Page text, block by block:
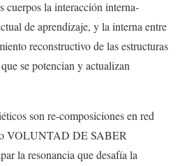
cuerpos la interacción interna-
de aprendizaje, y la interna entre
reconstructivo de las estructuras
se potencian y actualizan
son re-composiciones en red
VOLUNTAD DE SABER
la resonancia que desafía la